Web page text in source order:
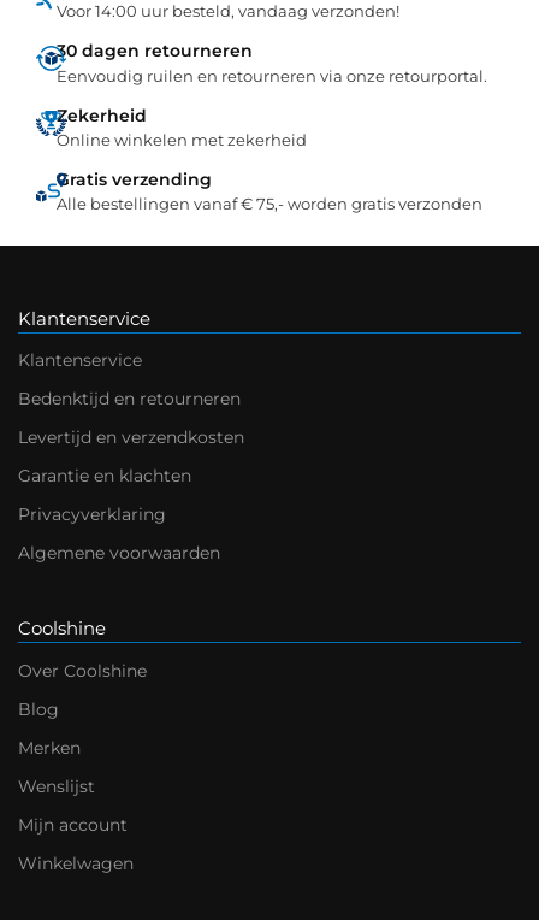
Voor 14:00 uur besteld, vandaag verzonden!
30 dagen retourneren
Eenvoudig ruilen en retourneren via onze retourportal.
Zekerheid
Online winkelen met zekerheid
Gratis verzending
Alle bestellingen vanaf € 75,- worden gratis verzonden
Klantenservice
Klantenservice
Bedenktijd en retourneren
Levertijd en verzendkosten
Garantie en klachten
Privacyverklaring
Algemene voorwaarden
Coolshine
Over Coolshine
Blog
Merken
Wenslijst
Mijn account
Winkelwagen